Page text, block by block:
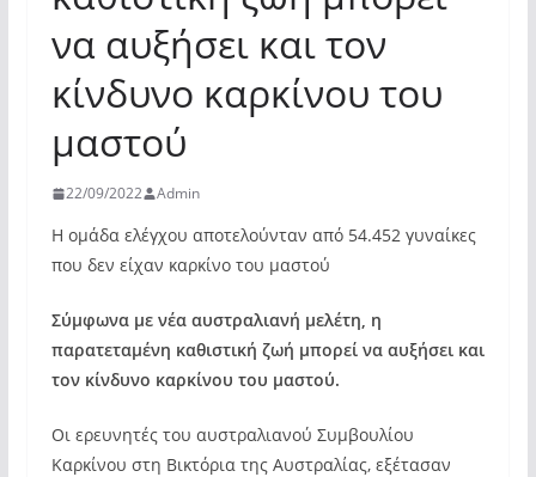
να αυξήσει και τον
κίνδυνο καρκίνου του
μαστού
22/09/2022 Admin
Η ομάδα ελέγχου αποτελούνταν από 54.452 γυναίκες
που δεν είχαν καρκίνο του μαστού
Σύμφωνα με νέα αυστραλιανή μελέτη, η
παρατεταμένη καθιστική ζωή μπορεί να αυξήσει και
τον κίνδυνο καρκίνου του μαστού.
Οι ερευνητές του αυστραλιανού Συμβουλίου
Καρκίνου στη Βικτόρια της Αυστραλίας, εξέτασαν